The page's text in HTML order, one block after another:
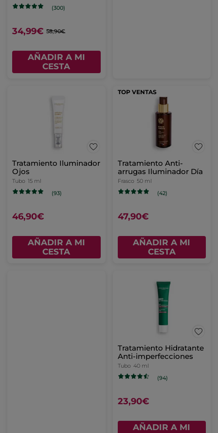
(300)
34,99€ 58,90€
AÑADIR A MI
CESTA
Tratamiento Iluminador
Ojos
Tubo 15 ml
(93)
46,90€
AÑADIR A MI
CESTA
TOP VENTAS
Tratamiento Anti-
arrugas Iluminador Día
Frasco 50 ml
(42)
47,90€
AÑADIR A MI
CESTA
Tratamiento Hidratante
Anti-imperfecciones
Tubo 40 ml
(94)
23,90€
AÑADIR A MI